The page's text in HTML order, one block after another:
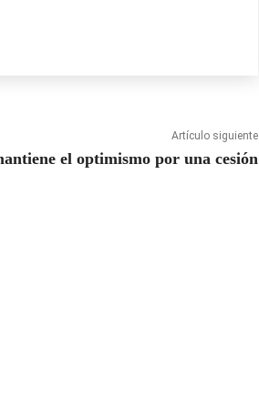
Artículo siguiente
el optimismo por una cesión